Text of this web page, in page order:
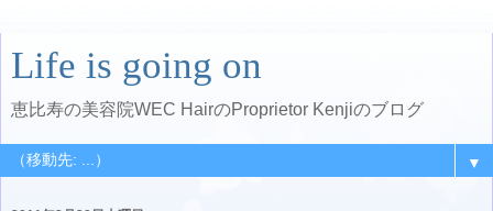
Life is going on
恵比寿の美容院WEC HairのProprietor Kenjiのブログ
▼